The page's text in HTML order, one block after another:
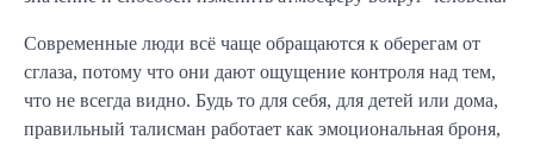
Современные люди всё чаще обращаются к оберегам от
сглаза, потому что они дают ощущение контроля над тем,
что не всегда видно. Будь то для себя, для детей или дома,
правильный талисман работает как эмоциональная броня,